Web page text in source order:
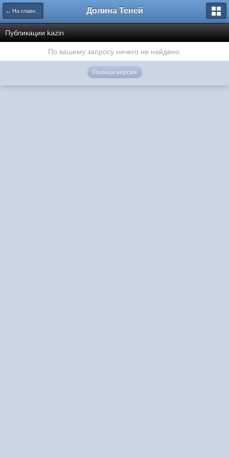
← На главную Долина Теней
Публикации kazin
По вашему запросу ничего не найдено.
Полная версия